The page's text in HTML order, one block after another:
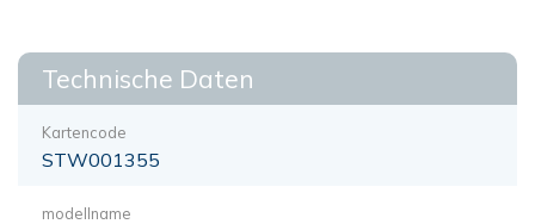
Technische Daten
Kartencode
STW001355
modellname